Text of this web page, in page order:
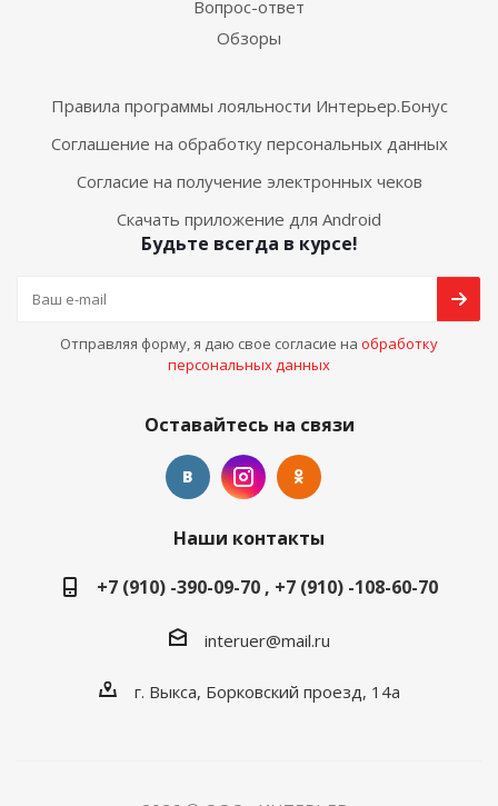
Вопрос-ответ
Обзоры
Правила программы лояльности Интерьер.Бонус
Соглашение на обработку персональных данных
Согласие на получение электронных чеков
Скачать приложение для Android
Будьте всегда в курсе!
Отправляя форму, я даю свое согласие на обработку
персональных данных
Оставайтесь на связи
Наши контакты
+7 (910) -390-09-70 , +7 (910) -108-60-70
interuer@mail.ru
г. Выкса, Борковский проезд, 14а